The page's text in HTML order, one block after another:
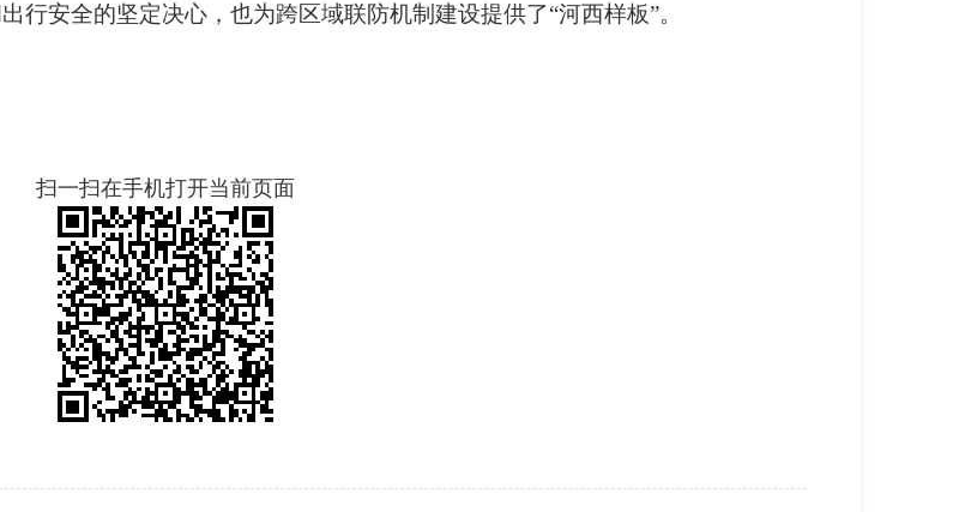
行安全的坚定决心，也为跨区域联防机制建设提供了“河西样板”。
扫一扫在手机打开当前页面